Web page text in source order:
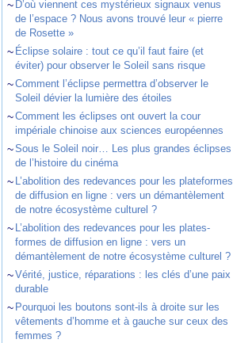
~ D’où viennent ces mystérieux signaux venus
de l’espace ? Nous avons trouvé leur « pierre
de Rosette »
~ Éclipse solaire : tout ce qu’il faut faire (et
éviter) pour observer le Soleil sans risque
~Comment l’éclipse permettra d’observer le
Soleil dévier la lumière des étoiles
~Comment les éclipses ont ouvert la cour
impériale chinoise aux sciences européennes
~Sous le Soleil noir… Les plus grandes éclipses
de l’histoire du cinéma
~ L’abolition des redevances pour les plateformes
de diffusion en ligne : vers un démantèlement
de notre écosystème culturel ?
~ L’abolition des redevances pour les plates-
formes de diffusion en ligne : vers un
démantèlement de notre écosystème culturel ?
~Vérité, justice, réparations : les clés d’une paix
durable
~ Pourquoi les boutons sont-ils à droite sur les
vêtements d’homme et à gauche sur ceux des
femmes ?